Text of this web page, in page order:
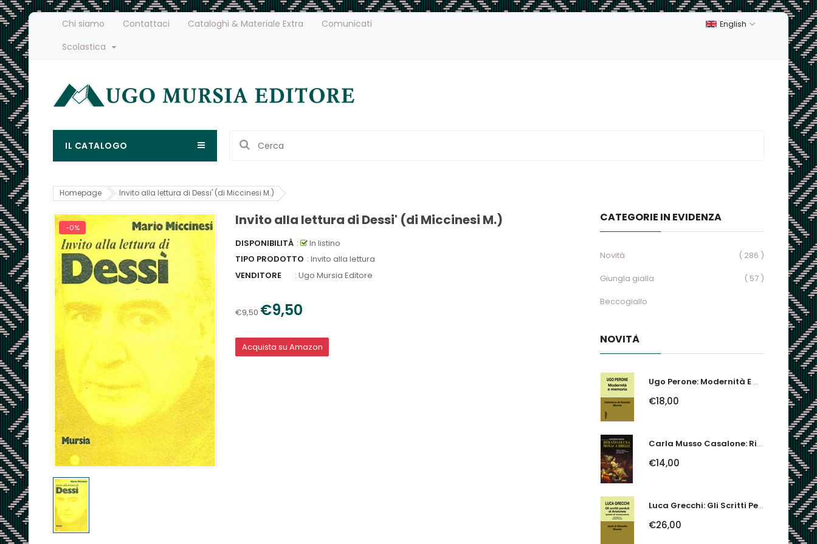
Chi siamo Contattaci Cataloghi & Materiale Extra
Comunicati
Scolastica
English
IL CATALOGO
Homepage Invito alla lettura di Dessi' (di Miccinesi M.)
-0% Invito alla lettura di Dessi' (di Miccinesi M.)
DISPONIBILITÀ :
In listino
TIPO PRODOTTO : Invito alla lettura
VENDITORE
: Ugo Mursia Editore
€9,50 €9,50
Acquista su Amazon
CATEGORIE IN EVIDENZA
Novità
( 286 )
Giungla gialla
( 57 )
Beccogiallo
NOVITÀ
Ugo Perone: Modernità E Memoria
€18,00
Carla Musso Casalone: Ritratto Di Una Monaca Ribelle. Brigida Franzone,...
€14,00
Luca Grecchi: Gli Scritti Perduti Di Aristotele. Ipotesi Di Ricostruzione
€26,00